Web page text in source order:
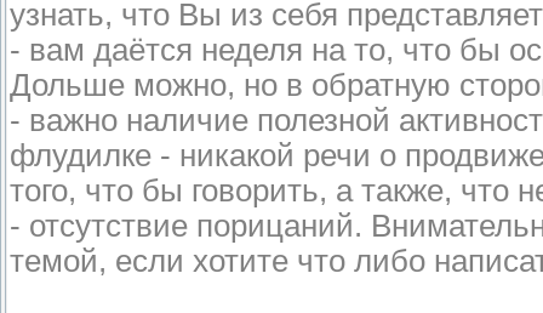
узнать, что Вы из себя
- вам даётся неделя на то, что бы
Дольше можно, но в обратную
- важно наличие полезной
флудилке - никакой речи о
того, что бы говорить, а также, что
- отсутствие порицаний.
темой, если хотите что либо